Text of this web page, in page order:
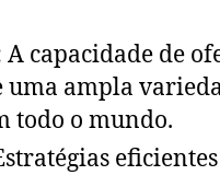
capacidade de
ampla
todo o mundo.